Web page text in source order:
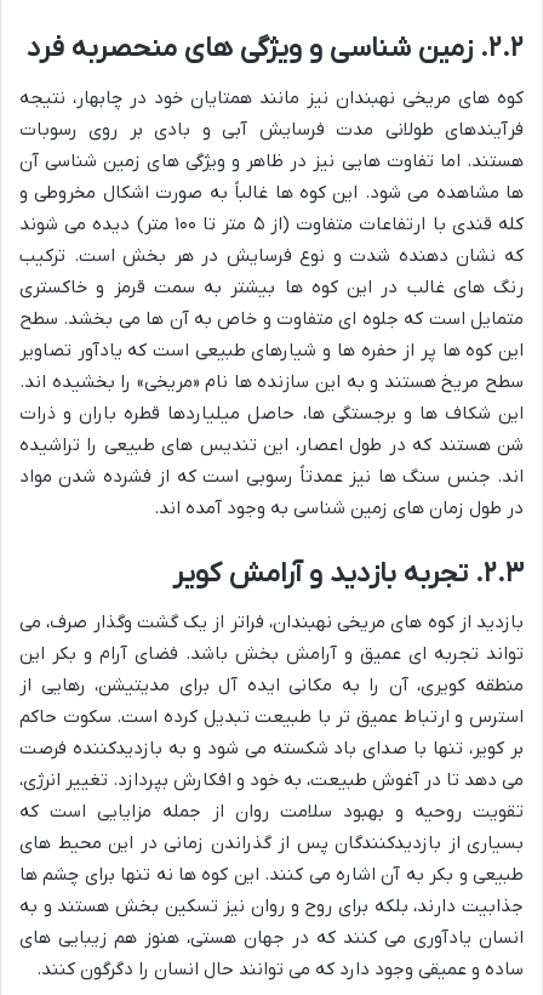
۲.۲. زمین شناسی و ویژگی های منحصربه فرد
کوه های مریخی نهبندان نیز مانند همتایان خود در چابهار، نتیجه
فرآیندهای طولانی مدت فرسایش آبی و بادی بر روی رسوبات
هستند. اما تفاوت هایی نیز در ظاهر و ویژگی های زمین شناسی آن
ها مشاهده می شود. این کوه ها غالباً به صورت اشکال مخروطی و
کله قندی با ارتفاعات متفاوت (از ۵ متر تا ۱۰۰ متر) دیده می شوند
که نشان دهنده شدت و نوع فرسایش در هر بخش است. ترکیب
رنگ های غالب در این کوه ها بیشتر به سمت قرمز و خاکستری
متمایل است که جلوه ای متفاوت و خاص به آن ها می بخشد. سطح
این کوه ها پر از حفره ها و شیارهای طبیعی است که یادآور تصاویر
سطح مریخ هستند و به این سازنده ها نام «مریخی» را بخشیده اند.
این شکاف ها و برجستگی ها، حاصل میلیاردها قطره باران و ذرات
شن هستند که در طول اعصار، این تندیس های طبیعی را تراشیده
اند. جنس سنگ ها نیز عمدتاً رسوبی است که از فشرده شدن مواد
در طول زمان های زمین شناسی به وجود آمده اند.
۲.۳. تجربه بازدید و آرامش کویر
بازدید از کوه های مریخی نهبندان، فراتر از یک گشت وگذار صرف، می
تواند تجربه ای عمیق و آرامش بخش باشد. فضای آرام و بکر این
منطقه کویری، آن را به مکانی ایده آل برای مدیتیشن، رهایی از
استرس و ارتباط عمیق تر با طبیعت تبدیل کرده است. سکوت حاکم
بر کویر، تنها با صدای باد شکسته می شود و به بازدیدکننده فرصت
می دهد تا در آغوش طبیعت، به خود و افکارش بپردازد. تغییر انرژی،
تقویت روحیه و بهبود سلامت روان از جمله مزایایی است که
بسیاری از بازدیدکنندگان پس از گذراندن زمانی در این محیط های
طبیعی و بکر به آن اشاره می کنند. این کوه ها نه تنها برای چشم ها
جذابیت دارند، بلکه برای روح و روان نیز تسکین بخش هستند و به
انسان یادآوری می کنند که در جهان هستی، هنوز هم زیبایی های
ساده و عمیقی وجود دارد که می توانند حال انسان را دگرگون کنند.